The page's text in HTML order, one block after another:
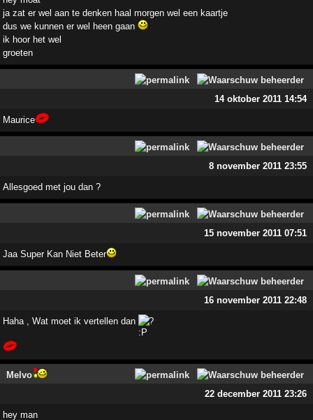
ja zat er wel aan te denken haal morgen wel een kaartje
dus we kunnen er wel heen gaan
ik hoor het wel
groeten
14 oktober 2011 14:54
Maurice
8 november 2011 23:55
Allesgoed met jou dan ?
15 november 2011 07:51
Jaa Super Kan Niet Beter
16 november 2011 22:48
Haha , Wat moet ik vertellen dan ?
Melvo
22 december 2011 23:26
hey man